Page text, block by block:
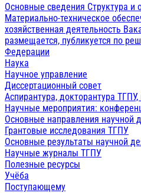
Основные сведения Структура и
Материально-техническое
хозяйственная деятельность
размещается, публикуется по
Федерации
Наука
Научное управление
Диссертационный совет
Аспирантура, докторантура
Научные мероприятия:
Основные направления научной
Грантовые исследования ТГПУ
Основные результаты научной
Научные журналы ТГПУ
Полезные ресурсы
Учёба
Поступающему